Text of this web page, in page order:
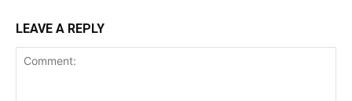
LEAVE A REPLY